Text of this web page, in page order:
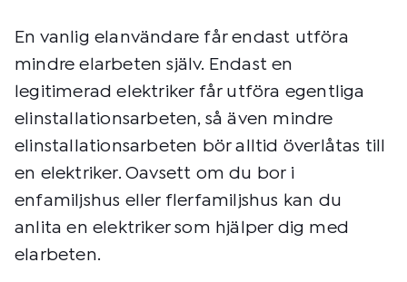
En vanlig elanvändare får endast utföra
mindre elarbeten själv. Endast en
legitimerad elektriker får utföra egentliga
elinstallationsarbeten, så även mindre
elinstallationsarbeten bör alltid överlåtas till
en elektriker. Oavsett om du bor i
enfamiljshus eller flerfamiljshus kan du
anlita en elektriker som hjälper dig med
elarbeten.